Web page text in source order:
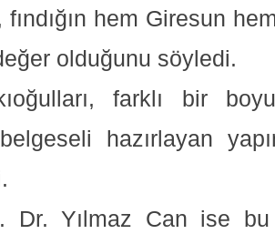
fındığın hem Giresun
olduğunu söyledi.
farklı bir
hazırlayan
Dr. Yılmaz Can ise